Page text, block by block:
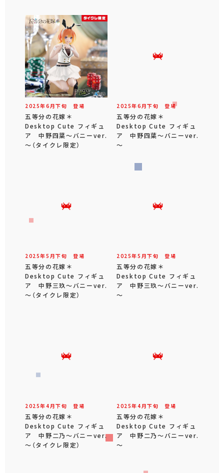
2025年6 月下旬 登場
五等分の花嫁＊
Desktop Cute フィギュ
ア 中野四葉～バニーver.
～（タイクレ限定）
2025年6 月下旬 登場
五等分の花嫁＊
Desktop Cute フィギュ
ア 中野四葉～バニーver.
～
2025年5 月下旬 登場
五等分の花嫁＊
Desktop Cute フィギュ
ア 中野三玖～バニーver.
～（タイクレ限定）
2025年5 月下旬 登場
五等分の花嫁＊
Desktop Cute フィギュ
ア 中野三玖～バニーver.
～
2025年4 月下旬 登場
五等分の花嫁＊
Desktop Cute フィギュ
ア 中野二乃～バニーver.
～（タイクレ限定）
2025年4 月下旬 登場
五等分の花嫁＊
Desktop Cute フィギュ
ア 中野二乃～バニーver.
～